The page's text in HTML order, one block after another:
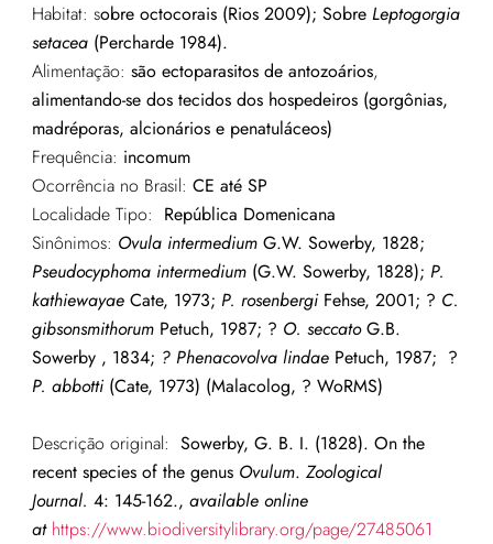
Habitat: sobre octocorais (Rios 2009); Sobre Leptogorgia
setacea(Percharde 1984).
Alimentação: são ectoparasitosde antozoários,
alimentando-se dos tecidosdos hospedeiros(gorgônias,
madréporas, alcionáriose penatuláceos)
Frequência: incomum
Ocorrência no Brasil: CE até SP
Localidade Tipo: República Domenicana
Sinônimos: Ovula intermedium G.W. Sowerby, 1828;
Pseudocyphoma intermedium (G.W. Sowerby, 1828); P.
kathiewayaeCate, 1973; P. rosenbergi Fehse, 2001; ? C.
gibsonsmithorum Petuch, 1987; ? O. seccato G.B.
Sowerby , 1834; ? Phenacovolva lindae Petuch, 1987; ?
P. abbotti (Cate, 1973) (Malacolog, ? WoRMS)
Descrição original: Sowerby, G. B. I. (1828). On the
recent species of the genus Ovulum. Zoological
Journal. 4: 145-162., available online
at https://www.biodiversitylibrary.org/page/27485061